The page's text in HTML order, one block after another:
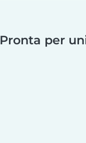
Pronta per